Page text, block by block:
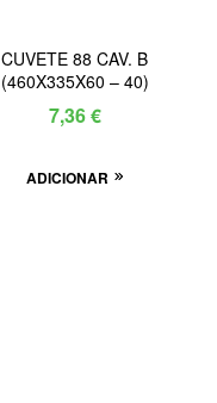
CUVETE 88 CAV. B
(460X335X60 – 40)
7,36€
ADICIONAR